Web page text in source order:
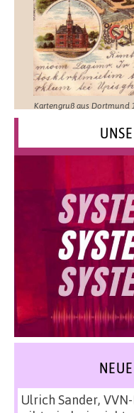
Kartengruß aus Dortmund
Ulrich Sander,